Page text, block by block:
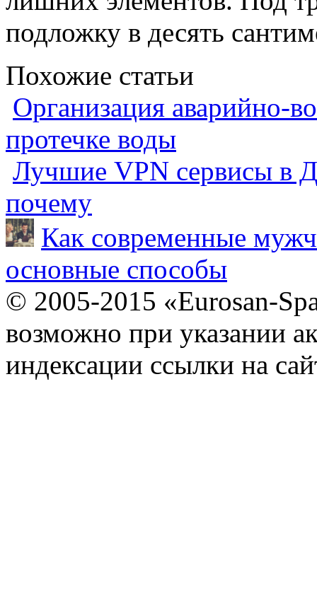
подложку в десять
Похожие статьи
Организация аварийно-
протечке воды
Лучшие VPN сервисы в
почему
Как современные
основные способы
© 2005-2015 «Eurosan-
возможно при указании
индексации ссылки на